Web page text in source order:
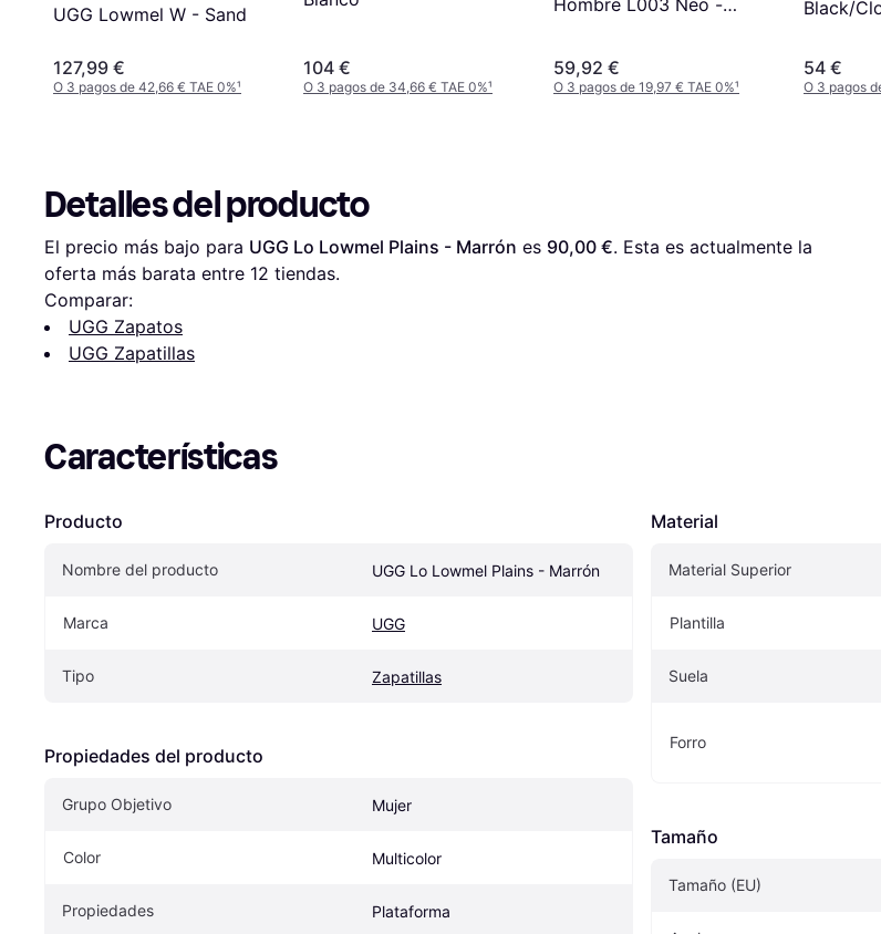
UGG Lowmel W - Sand
127,99 €
O 3 pagos de 42,66 € TAE 0%¹
104 €
O 3 pagos de 34,66 € TAE 0%¹
59,92 €
O 3 pagos de 19,97 € TAE 0%¹
Black/
54 €
O 3 pagos
Detalles del producto
El precio más bajo para UGG Lo Lowmel Plains - Marrón es 90,00 €. Esta es actualmente la
oferta más barata entre 12 tiendas.
Comparar:
UGG Zapatos
UGG Zapatillas
Características
Producto
Nombre del producto UGG Lo Lowmel Plains - Marrón
Marca UGG
Tipo Zapatillas
Propiedades del producto
Grupo Objetivo Mujer
Color Multicolor
Propiedades Plataforma
Material
Material Superior
Plantilla
Suela
Forro
Tamaño
Tamaño (EU)